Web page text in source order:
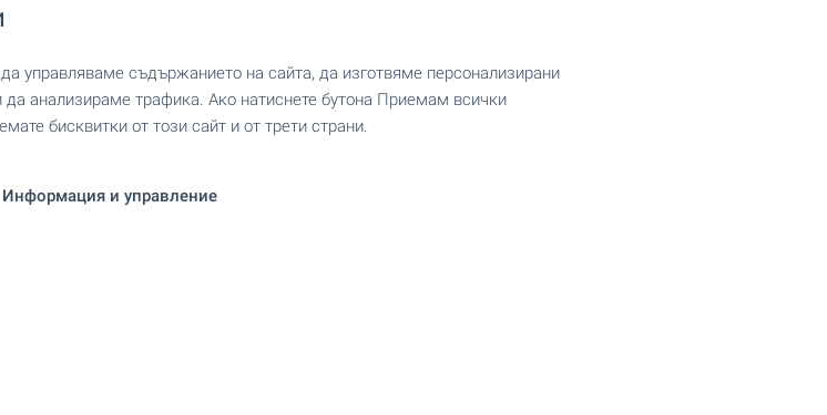
управляваме съдържанието на сайта, да изготвяме персонализирани
анализираме трафика. Ако натиснете бутона Приемам всички
бисквитки от този сайт и от трети страни.
Информация и управление